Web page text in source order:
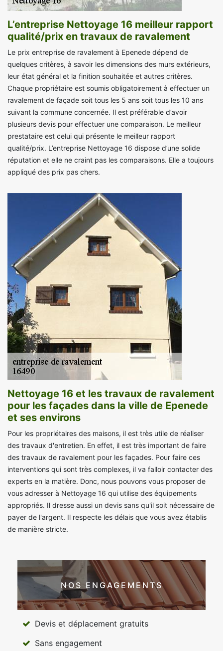
L’entreprise Nettoyage 16 meilleur rapport
qualité/prix en travaux de ravalement
Le prix entreprise de ravalement à Epenede dépend de
quelques critères, à savoir les dimensions des murs extérieurs,
leur état général et la finition souhaitée et autres critères.
Chaque propriétaire est soumis obligatoirement à effectuer un
ravalement de façade soit tous les 5 ans soit tous les 10 ans
suivant la commune concernée. Il est préférable d’avoir
plusieurs devis pour effectuer une comparaison. Le meilleur
prestataire est celui qui présente le meilleur rapport
qualité/prix. L’entreprise Nettoyage 16 dispose d’une solide
réputation et elle ne craint pas les comparaisons. Elle a toujours
appliqué des prix pas chers.
Nettoyage 16 et les travaux de ravalement
pour les façades dans la ville de Epenede
et ses environs
Pour les propriétaires des maisons, il est très utile de réaliser
des travaux d'entretien. En effet, il est très important de faire
des travaux de ravalement pour les façades. Pour faire ces
interventions qui sont très complexes, il va falloir contacter des
experts en la matière. Donc, nous pouvons vous proposer de
vous adresser à Nettoyage 16 qui utilise des équipements
appropriés. Il dresse aussi un devis sans qu'il soit nécessaire de
payer de l'argent. Il respecte les délais que vous avez établis
de manière stricte.
NOS ENGAGEMENTS
Devis et déplacement gratuits
Sans engagement